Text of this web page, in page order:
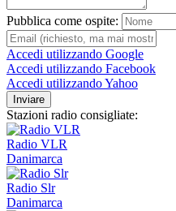
Pubblica come ospite:
Accedi utilizzando Google
Accedi utilizzando Facebook
Accedi utilizzando Yahoo
Inviare
Stazioni radio consigliate:
Radio VLR
Danimarca
Radio Slr
Danimarca